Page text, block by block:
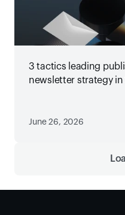
3 tactics leading
newsletter strategy in
June 26, 2026